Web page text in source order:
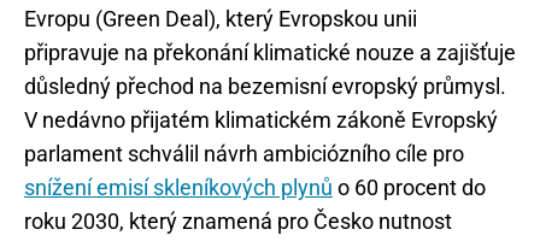
Evropu (Green Deal), který Evropskou unii
připravuje na překonání klimatické nouze a zajišťuje
důsledný přechod na bezemisní evropský průmysl.
V nedávno přijatém klimatickém zákoně Evropský
parlament schválil návrh ambiciózního cíle pro
snížení emisí skleníkových plynů o 60 procent do
roku 2030, který znamená pro Česko nutnost